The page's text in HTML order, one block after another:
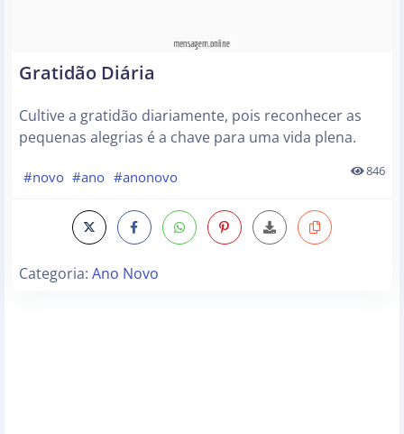
Gratidão Diária
Cultive a gratidão diariamente, pois reconhecer as
pequenas alegrias é a chave para uma vida plena.
#novo #ano #anonovo 846
Categoria: Ano Novo